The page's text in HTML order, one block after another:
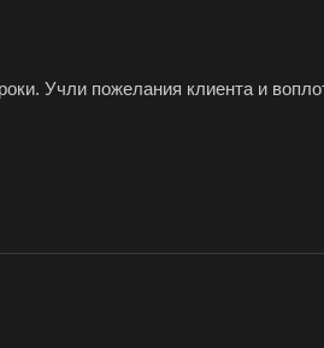
Учли пожелания клиента и